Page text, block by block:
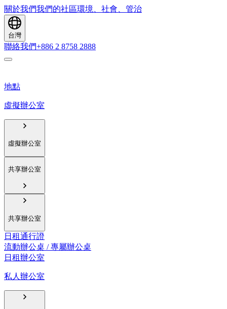
關於我們我們的社區環境、社會、管治
台灣
聯絡我們+886 2 8758 2888
地點
虛擬辦公室
虛擬辦公室
共享辦公室
共享辦公室
日租通行證
流動辦公桌 / 專屬辦公桌
日租辦公室
私人辦公室